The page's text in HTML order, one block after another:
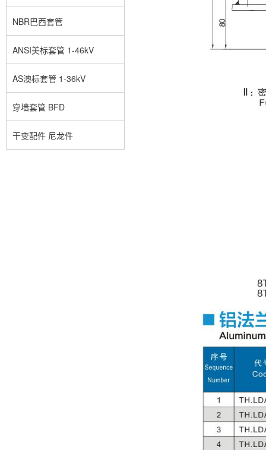
NBR巴西套管
ANSI美标套管 1-46kV
AS澳标套管 1-36kV
穿墙套管 BFD
干变配件 尼龙件